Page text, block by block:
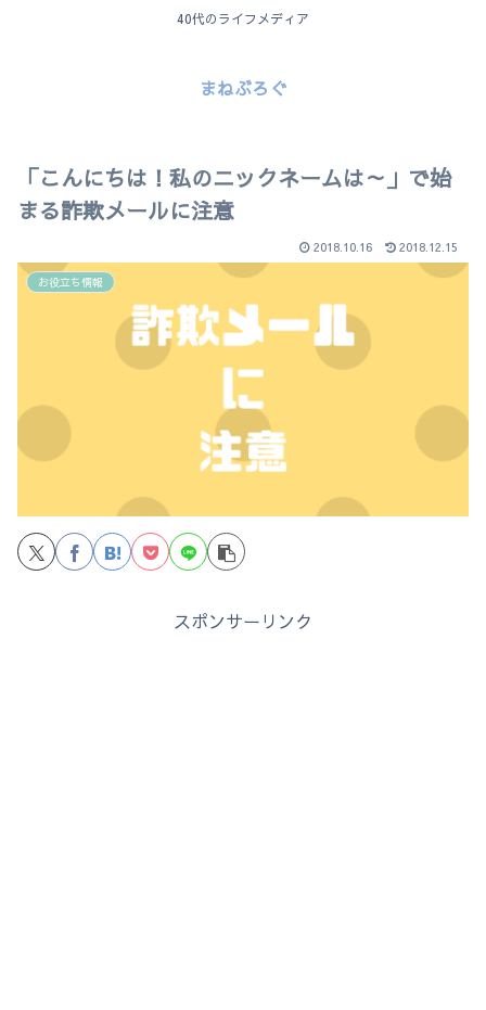
40代のライフメディア
まねぶろぐ
「こんにちは！私のニックネームは～」で始
まる詐欺メールに注意
2018.10.16 2018.12.15
お役立ち情報
スポンサーリンク